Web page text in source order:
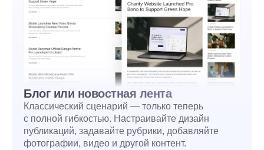
Блог или новостная лента
Классический сценарий — только теперь
с полной гибкостью. Настраивайте дизайн
публикаций, задавайте рубрики, добавляйте
фотографии, видео и другой контент.